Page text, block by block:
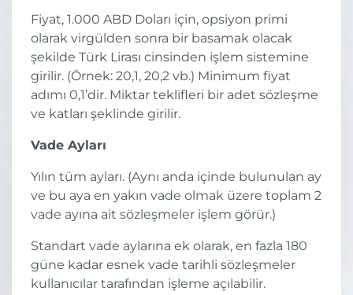
Fiyat, 1.000 ABD Doları için, opsiyon primi
olarak virgülden sonra bir basamak olacak
şekilde Türk Lirası cinsinden işlem sistemine
girilir. (Örnek: 20,1, 20,2 vb.) Minimum fiyat
adımı 0,1’dir. Miktar teklifleri bir adet sözleşme
ve katları şeklinde girilir.
Vade Ayları
Yılın tüm ayları. (Aynı anda içinde bulunulan ay
ve bu aya en yakın vade olmak üzere toplam 2
vade ayına ait sözleşmeler işlem görür.)
Standart vade aylarına ek olarak, en fazla 180
güne kadar esnek vade tarihli sözleşmeler
kullanıcılar tarafından işleme açılabilir.